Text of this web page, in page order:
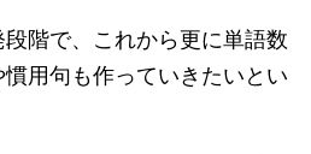
階で、これから更に単語数
用句も作っていきたいとい